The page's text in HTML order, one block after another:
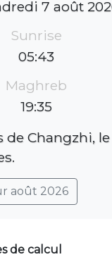
7 août
Sunrise
05:43
Maghreb
19:35
Changzhi,
août 2026
de calcul